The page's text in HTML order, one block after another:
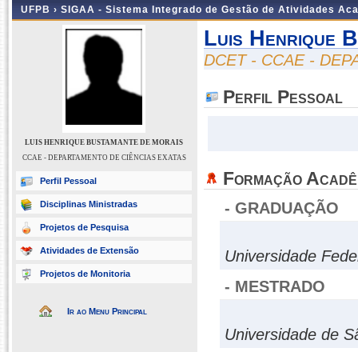
UFPB › SIGAA - Sistema Integrado de Gestão de Atividades
LUIS HENRIQUE BUSTAMANTE DE MORAIS
CCAE - DEPARTAMENTO DE CIÊNCIAS EXATAS
Perfil Pessoal
Disciplinas Ministradas
Projetos de Pesquisa
Atividades de Extensão
Projetos de Monitoria
Ir ao Menu Principal
Luis Henrique
DCET - CCAE -
Perfil Pessoal
Formação
- GRADUAÇÃO
Universidade
- MESTRADO
Universidade de